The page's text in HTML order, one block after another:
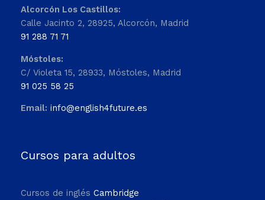
Alcorcón Los Castillos:
Calle Jacinto 2, 28925, Alcorcón, Madrid
91 288 71 71
Móstoles:
C/ Violeta 15, 28933, Móstoles, Madrid
91 025 58 25
Email: info@english4future.es
Cursos para adultos
Cursos de inglés Cambridge